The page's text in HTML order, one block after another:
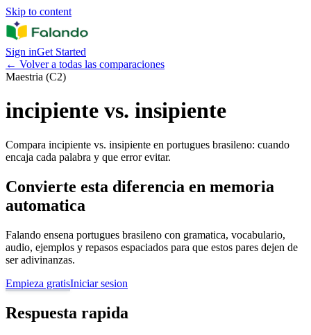
Skip to content
Sign inGet Started
← Volver a todas las comparaciones
Maestria (C2)
incipiente vs. insipiente
Compara incipiente vs. insipiente en portugues brasileno: cuando
encaja cada palabra y que error evitar.
Convierte esta diferencia en memoria
automatica
Falando ensena portugues brasileno con gramatica, vocabulario,
audio, ejemplos y repasos espaciados para que estos pares dejen de
ser adivinanzas.
Empieza gratisIniciar sesion
Respuesta rapida